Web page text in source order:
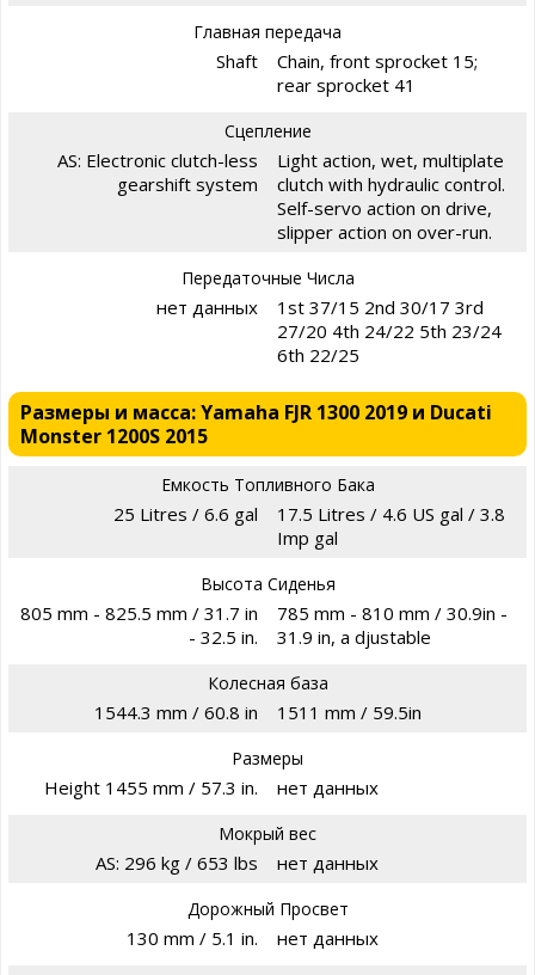
Главная передача
Shaft
Chain, front sprocket 15;
rear sprocket 41
Сцепление
AS: Electronic clutch-less
gearshift system
Light action, wet, multiplate
clutch with hydraulic control.
Self-servo action on drive,
slipper action on over-run.
Передаточные Числа
нет данных
1st 37/15 2nd 30/17 3rd
27/20 4th 24/22 5th 23/24
6th 22/25
Размеры и масса: Yamaha FJR 1300 2019 и Ducati
Monster 1200S 2015
Емкость Топливного Бака
25 Litres / 6.6 gal
17.5 Litres / 4.6 US gal / 3.8
Imp gal
Высота Сиденья
805 mm - 825.5 mm / 31.7 in
- 32.5 in.
785 mm - 810 mm / 30.9in -
31.9 in, a djustable
Колесная база
1544.3 mm / 60.8 in 1511 mm / 59.5in
Размеры
Height 1455 mm / 57.3 in. нет данных
Мокрый вес
AS: 296 kg / 653 lbs нет данных
Дорожный Просвет
130 mm / 5.1 in. нет данных